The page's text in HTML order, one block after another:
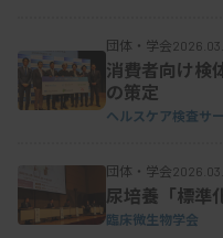
団体・学会
消費者向け検
の策定
ヘルスケア検査サ
団体・学会
尿培養「標準
臨床微生物学会